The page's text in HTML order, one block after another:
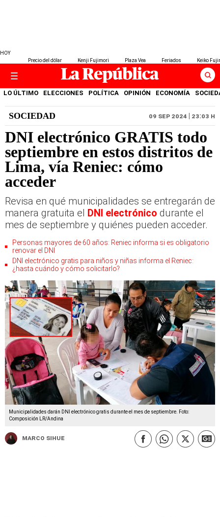
HOY
Precio del dólar
Kenji Fujimori Plaza Vea Feriados Keiko
LO ÚLTIMO ELECCIONES POLÍTICA OPINIÓN ECONOMÍA
SOCIEDAD 09 SEP 2024 | 23:03 H
DNI electrónico GRATIS todo
septiembre en estos distritos de
Lima, vía Reniec: cómo
acceder
Revisa en qué municipalidades se entregarán de
manera gratuita el DNI electrónico durante el
mes de septiembre y quiénes pueden acceder.
Personas mayores de 60 años: Reniec informa si es obligatorio
renovar el DNI
DNI electrónico gratis para niños y niñas informa el Reniec:
¿hasta cuándo y cómo solicitarlo?
Municipalidades darán DNI electrónico gratis durante el mes de septiembre. Foto:
Composición LR/Andina
Marco Sihue